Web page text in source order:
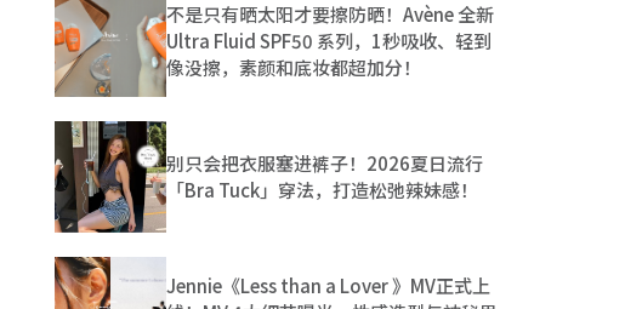
不是只有晒太阳才要擦防晒！Avène 全新
Ultra Fluid SPF50 系列，1秒吸收、轻到
像没擦，素颜和底妆都超加分！
别只会把衣服塞进裤子！2026夏日流行
「Bra Tuck」穿法，打造松弛辣妹感！
Jennie《Less than a Lover 》MV正式上